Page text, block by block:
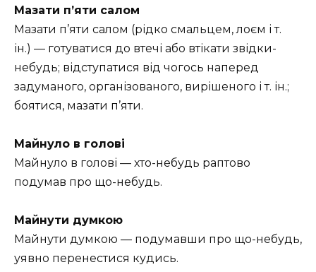
Мазати п’яти салом
Мазати п’яти салом (рідко смальцем, лоєм і т.
ін.) — готуватися до втечі або втікати звідки-
небудь; відступатися від чогось наперед
задуманого, організованого, вирішеного і т. ін.;
боятися, мазати п’яти.
Майнуло в голові
Майнуло в голові — хто-небудь раптово
подумав про що-небудь.
Майнути думкою
Майнути думкою — подумавши про що-небудь,
уявно перенестися кудись.